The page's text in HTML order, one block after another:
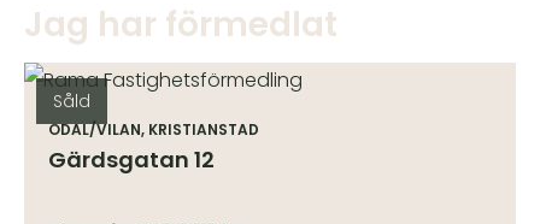
Jag har förmedlat
Såld
ODAL/VILAN, KRISTIANSTAD
Gärdsgatan 12